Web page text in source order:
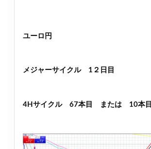
ユーロ円
メジャーサイクル 1２日目
4Hサイクル 67本目 または 10本目